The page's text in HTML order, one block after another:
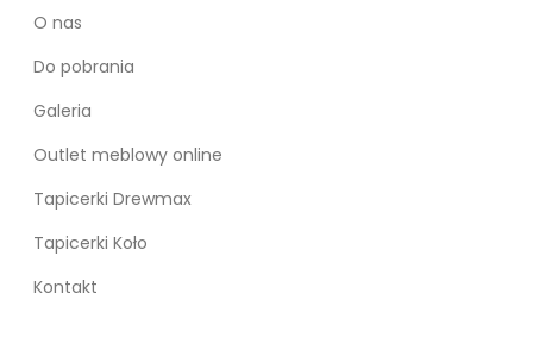
O nas
Do pobrania
Galeria
Outlet meblowy online
Tapicerki Drewmax
Tapicerki Koło
Kontakt